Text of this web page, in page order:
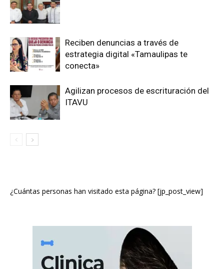
Reciben denuncias a través de
estrategia digital «Tamaulipas te
conecta»
Agilizan procesos de escrituración del
ITAVU
¿Cuántas personas han visitado esta página? [jp_post_view]